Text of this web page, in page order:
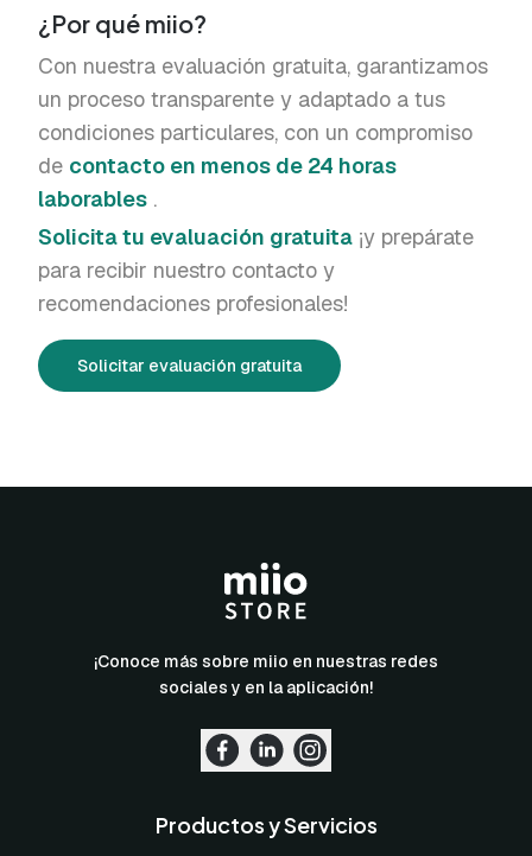
¿Por qué miio?
Con nuestra evaluación gratuita, garantizamos
un proceso transparente y adaptado a tus
condiciones particulares, con un compromiso
de contacto en menos de 24 horas
laborables .
Solicita tu evaluación gratuita ¡y prepárate
para recibir nuestro contacto y
recomendaciones profesionales!
Solicitar evaluación gratuita
¡Conoce más sobre miio en nuestras redes
sociales y en la aplicación!
Productos y Servicios